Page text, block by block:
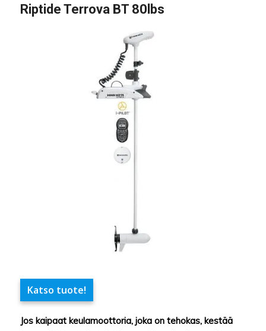
Riptide Terrova BT 80lbs
Katso tuote!
Jos kaipaat keulamoottoria, joka on tehokas, kestää